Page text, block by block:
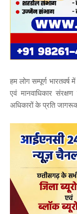
हम लोग सम्पूर्ण
एवं मानवाधिकार
अधिकारों के प्रति